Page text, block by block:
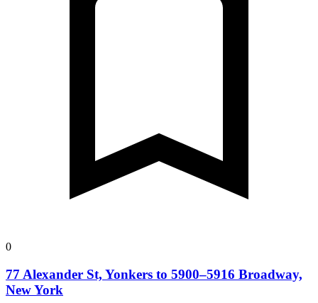
0
77 Alexander St, Yonkers to 5900–5916 Broadway,
New York